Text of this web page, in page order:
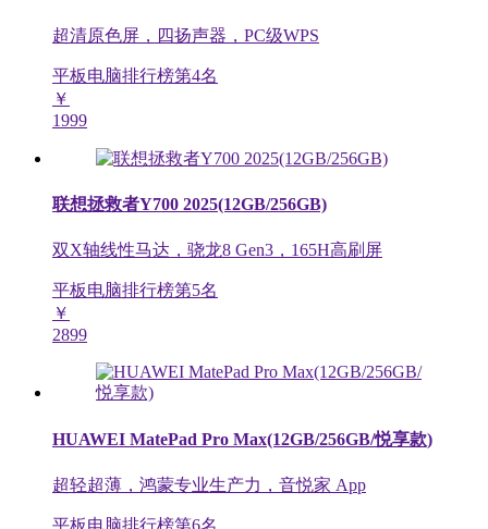
超清原色屏，四扬声器，PC级WPS
平板电脑排行榜第4名
￥
1999
联想拯救者Y700 2025(12GB/256GB)
双X轴线性马达，骁龙8 Gen3，165H高刷屏
平板电脑排行榜第5名
￥
2899
HUAWEI MatePad Pro Max(12GB/256GB/悦享款)
超轻超薄，鸿蒙专业生产力，音悦家 App
平板电脑排行榜第6名